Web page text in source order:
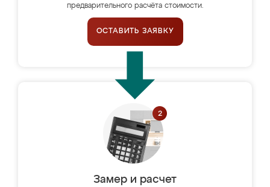
предварительного расчёта стоимости.
ОСТАВИТЬ ЗАЯВКУ
Замер и расчет